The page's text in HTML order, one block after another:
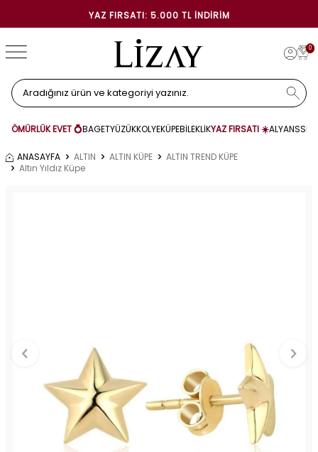
YAZ FIRSATI: 5.000 TL İNDIRIM
0
ÖMÜRLÜK EVET 💍BAGETYÜZÜKKOLYEKÜPEBİLEKLİKYAZ FIRSATI ☀️ALYANS
ANASAYFA ALTIN ALTIN KÜPE
ALTIN TREND KÜPE
Altın Yıldız Küpe